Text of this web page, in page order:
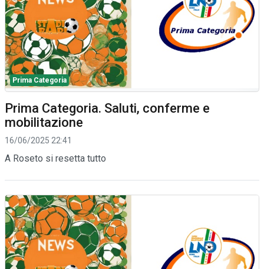
Prima Categoria
Prima Categoria. Saluti, conferme e
mobilitazione
16/06/2025 22:41
A Roseto si resetta tutto